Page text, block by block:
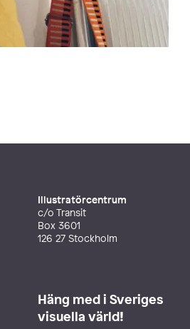
Illustratörcentrum
c/o Transit
Box 3601
126 27 Stockholm
Häng med i Sveriges
visuella värld!